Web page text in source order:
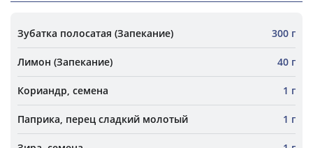
Зубатка полосатая (Запекание) 300 г
Лимон (Запекание) 40 г
Кориандр, семена 1 г
Паприка, перец сладкий молотый 1 г